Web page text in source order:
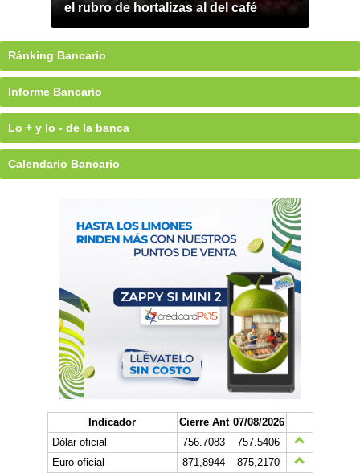
el rubro de hortalizas al del café
Ránking Bancario
Informe Bancario
Lo + y lo - de la banca
Calendario Bancario
Indicador Cierre Ant 07/08/2026
Dólar oficial
756.7083
757.5406
Euro oficial
871,8944
875,2170